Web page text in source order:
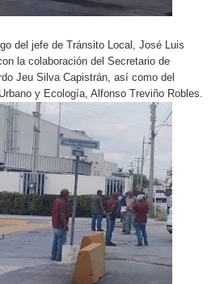
del jefe de Tránsito Local, José Luis
la colaboración del Secretario de
Jeu Silva Capistrán, así como del
y Ecología, Alfonso Treviño Robles.